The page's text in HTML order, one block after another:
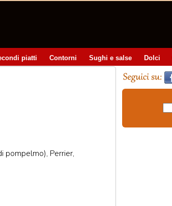
piatti Contorni Sughi e salse Dolci
pompelmo), Perrier,